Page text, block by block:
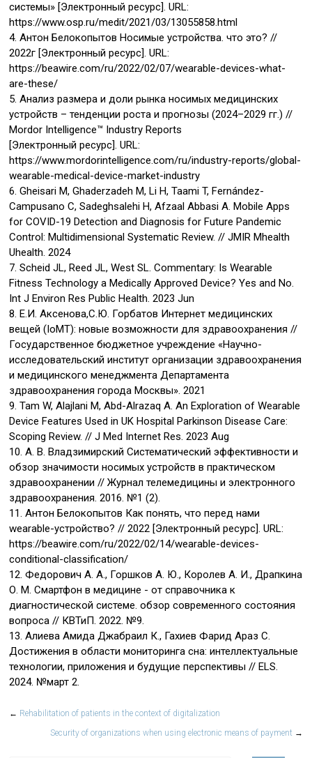
системы» [Электронный ресурс]. URL:
https://www.osp.ru/medit/2021/03/13055858.html
4. Антон Белокопытов Носимые устройства. что это? //
2022г [Электронный ресурс]. URL:
https://beawire.com/ru/2022/02/07/wearable-devices-what-
are-these/
5. Анализ размера и доли рынка носимых медицинских
устройств – тенденции роста и прогнозы (2024–2029 гг.) //
Mordor Intelligence™ Industry Reports
[Электронный ресурс]. URL:
https://www.mordorintelligence.com/ru/industry-reports/global-
wearable-medical-device-market-industry
6. Gheisari M, Ghaderzadeh M, Li H, Taami T, Fernández-
Campusano C, Sadeghsalehi H, Afzaal Abbasi A. Mobile Apps
for COVID-19 Detection and Diagnosis for Future Pandemic
Control: Multidimensional Systematic Review. // JMIR Mhealth
Uhealth. 2024
7. Scheid JL, Reed JL, West SL. Commentary: Is Wearable
Fitness Technology a Medically Approved Device? Yes and No.
Int J Environ Res Public Health. 2023 Jun
8. Е.И. Аксенова,С.Ю. Горбатов Интернет медицинских
вещей (IoMT): новые возможности для здравоохранения //
Государственное бюджетное учреждение «Научно-
исследовательский институт организации здравоохранения
и медицинского менеджмента Департамента
здравоохранения города Москвы». 2021
9. Tam W, Alajlani M, Abd-Alrazaq A. An Exploration of Wearable
Device Features Used in UK Hospital Parkinson Disease Care:
Scoping Review. // J Med Internet Res. 2023 Aug
10. А. В. Владзимирский Систематический эффективности и
обзор значимости носимых устройств в практическом
здравоохранении // Журнал телемедицины и электронного
здравоохранения. 2016. №1 (2).
11. Антон Белокопытов Как понять, что перед нами
wearable-устройство? // 2022 [Электронный ресурс]. URL:
https://beawire.com/ru/2022/02/14/wearable-devices-
conditional-classification/
12. Федорович А. А., Горшков А. Ю., Королев А. И., Драпкина
О. М. Смартфон в медицине - от справочника к
диагностической системе. обзор современного состояния
вопроса // КВТиП. 2022. №9.
13. Алиева Амида Джабраил К., Гахиев Фарид Араз C.
Достижения в области мониторинга сна: интеллектуальные
технологии, приложения и будущие перспективы // ELS.
2024. №март 2.
← Rehabilitation of patients in the context of digitalization
Security of organizations when using electronic means of payment →